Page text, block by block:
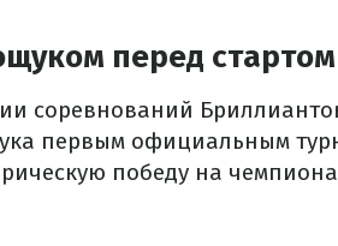
перед
соревнований
первым официальным
победу на